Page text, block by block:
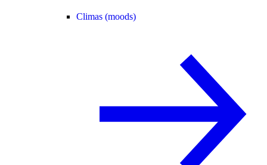
Climas (moods)